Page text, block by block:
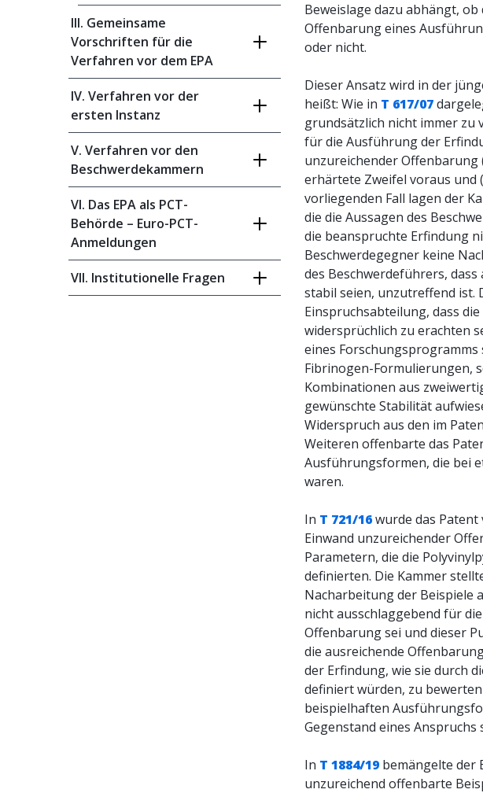
III. Gemeinsame
Vorschriften für die
Verfahren vor dem EPA
IV. Verfahren vor der
ersten Instanz
V. Verfahren vor den
Beschwerdekammern
VI. Das EPA als PCT-
Behörde – Euro-PCT-
Anmeldungen
VII. Institutionelle Fragen
Beweislage dazu abhängt,
Offenbarung eines
oder nicht.
Dieser Ansatz wird in der
heißt: Wie in T 617/07
grundsätzlich nicht immer zu
für die Ausführung der
unzureichender
erhärtete Zweifel voraus und
vorliegenden Fall lagen der
die die Aussagen des
die beanspruchte Erfindung
Beschwerdegegner keine
des Beschwerdeführers,
stabil seien, unzutreffend ist.
Einspruchsabteilung, dass
widersprüchlich zu erachten
eines Forschungsprogramms
Fibrinogen-Formulierungen,
Kombinationen aus
gewünschte Stabilität
Widerspruch aus den im
Weiteren offenbarte das
Ausführungsformen, die bei
waren.
In T 721/16wurde das
Einwand unzureichender
Parametern, die die
definierten. Die Kammer
Nacharbeitung der Beispiele
nicht ausschlaggebend für
Offenbarung sei und dieser
die ausreichende
der Erfindung, wie sie durch
definiert würden, zu bewerten
beispielhaften
Gegenstand eines Anspruchs
In T 1884/19 bemängelte der
unzureichend offenbarte